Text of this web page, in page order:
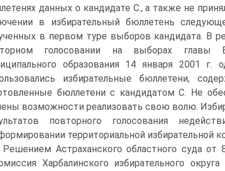
данных о кандидате С., а также не
в избирательный бюллетень
в первом туре выборов кандидата. В
голосовании на выборах главы
образования 14 января 2001 г.
избирательные бюллетени,
бюллетени с кандидатом С. Не
возможности реализовать свою волю.
повторного голосования
территориальной избирательной
Решением Астраханского областного суда от
Харбалинского избирательного